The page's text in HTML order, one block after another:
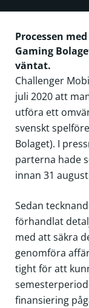
Processen
Gaming
väntat.
Challenger
juli 2020 att
utföra ett
svenskt
Bolaget). I
parterna hade
innan 31
Sedan
förhandlat
med att säkra
genomföra
tight för att
finansiering